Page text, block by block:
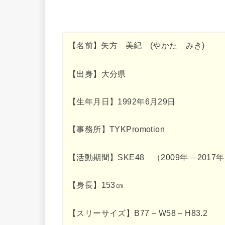
【名前】矢方 美紀 (やかた みき)
【出身】大分県
【生年月日】1992年6月29日
【事務所】TYKPromotion
【活動期間】SKE48 （2009年 – 2017
【身長】153㎝
【スリーサイズ】B77 – W58 – H83.2